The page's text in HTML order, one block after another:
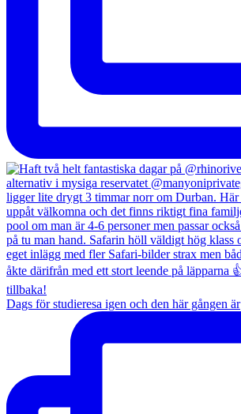
Dags för studieresa igen och den här gången är